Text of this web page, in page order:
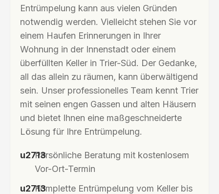
Entrümpelung kann aus vielen Gründen
notwendig werden. Vielleicht stehen Sie vor
einem Haufen Erinnerungen in Ihrer
Wohnung in der Innenstadt oder einem
überfüllten Keller in Trier-Süd. Der Gedanke,
all das allein zu räumen, kann überwältigend
sein. Unser professionelles Team kennt Trier
mit seinen engen Gassen und alten Häusern
und bietet Ihnen eine maßgeschneiderte
Lösung für Ihre Entrümpelung.
Persönliche Beratung mit kostenlosem
Vor-Ort-Termin
Komplette Entrümpelung vom Keller bis